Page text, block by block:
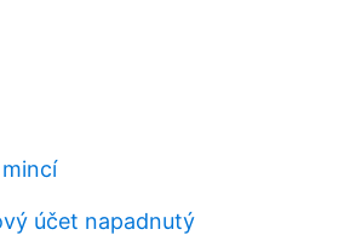
účet napadnutý